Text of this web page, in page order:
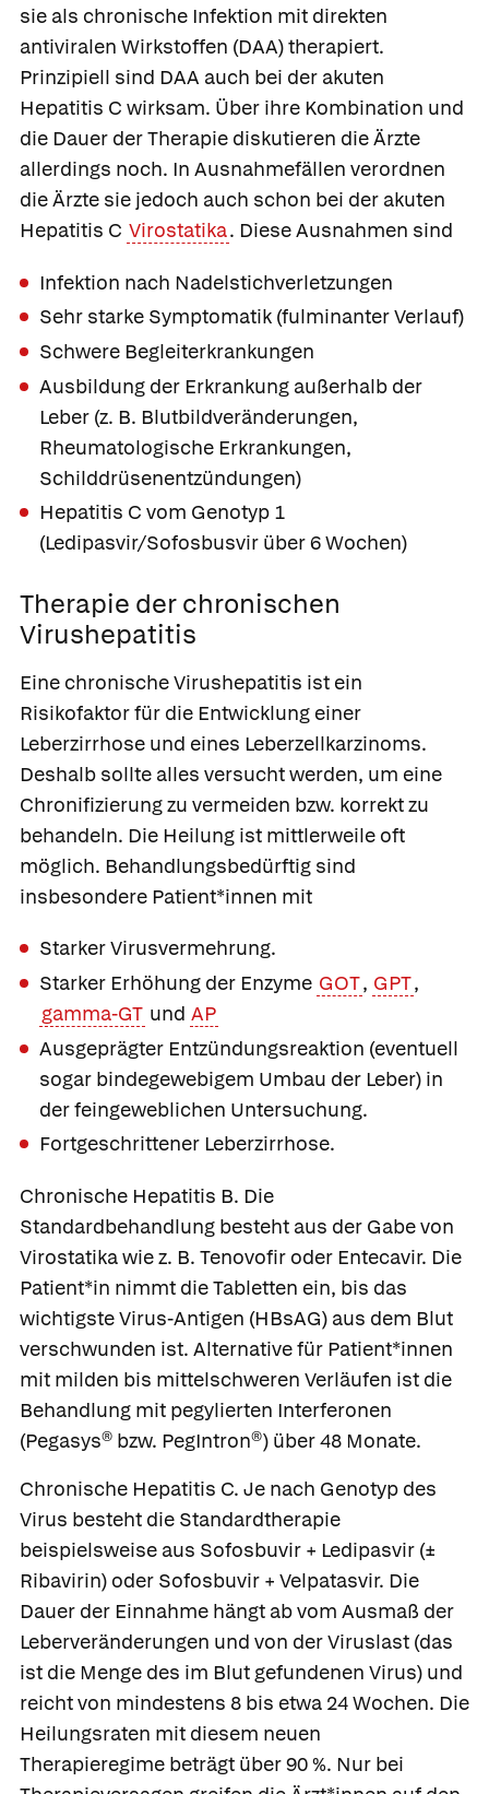
sie als chronische Infektion mit direkten
antiviralen Wirkstoffen (DAA) therapiert.
Prinzipiell sind DAA auch bei der akuten
Hepatitis C wirksam. Über ihre Kombination und
die Dauer der Therapie diskutieren die Ärzte
allerdings noch. In Ausnahmefällen verordnen
die Ärzte sie jedoch auch schon bei der akuten
Hepatitis C Virostatika. Diese Ausnahmen sind
Infektion nach Nadelstichverletzungen
Sehr starke Symptomatik (fulminanter Verlauf)
Schwere Begleiterkrankungen
Ausbildung der Erkrankung außerhalb der
Leber (z. B. Blutbildveränderungen,
Rheumatologische Erkrankungen,
Schilddrüsenentzündungen)
Hepatitis C vom Genotyp 1
(Ledipasvir/Sofosbusvir über 6 Wochen)
Therapie der chronischen
Virushepatitis
Eine chronische Virushepatitis ist ein
Risikofaktor für die Entwicklung einer
Leberzirrhose und eines Leberzellkarzinoms.
Deshalb sollte alles versucht werden, um eine
Chronifizierung zu vermeiden bzw. korrekt zu
behandeln. Die Heilung ist mittlerweile oft
möglich. Behandlungsbedürftig sind
insbesondere Patient*innen mit
Starker Virusvermehrung.
Starker Erhöhung der Enzyme GOT, GPT,
gamma-GT und AP
Ausgeprägter Entzündungsreaktion (eventuell
sogar bindegewebigem Umbau der Leber) in
der feingeweblichen Untersuchung.
Fortgeschrittener Leberzirrhose.
Chronische Hepatitis B. Die
Standardbehandlung besteht aus der Gabe von
Virostatika wie z. B. Tenovofir oder Entecavir. Die
Patient*in nimmt die Tabletten ein, bis das
wichtigste Virus-Antigen (HBsAG) aus dem Blut
verschwunden ist. Alternative für Patient*innen
mit milden bis mittelschweren Verläufen ist die
Behandlung mit pegylierten Interferonen
(Pegasys® bzw. PegIntron®) über 48 Monate.
Chronische Hepatitis C. Je nach Genotyp des
Virus besteht die Standardtherapie
beispielsweise aus Sofosbuvir + Ledipasvir (±
Ribavirin) oder Sofosbuvir + Velpatasvir. Die
Dauer der Einnahme hängt ab vom Ausmaß der
Leberveränderungen und von der Viruslast (das
ist die Menge des im Blut gefundenen Virus) und
reicht von mindestens 8 bis etwa 24 Wochen. Die
Heilungsraten mit diesem neuen
Therapieregime beträgt über 90 %. Nur bei
Was Ihre Apotheke
empfiehlt
Ihrer Nähe